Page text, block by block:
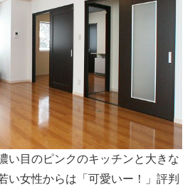
い目のピンクのキッチンと大きな
い女性からは「可愛いー！」評判